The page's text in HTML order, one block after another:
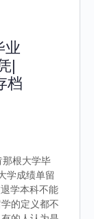
业
|
档
根大学毕
学成绩单留
学本科不能
的定义都不